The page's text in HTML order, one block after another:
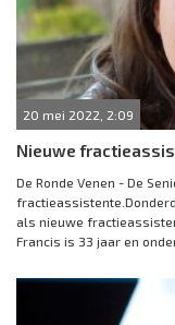
20 mei 2022, 2:09
Nieuwe
De Ronde Venen - De
als nieuwe
Francis is 33 jaar en